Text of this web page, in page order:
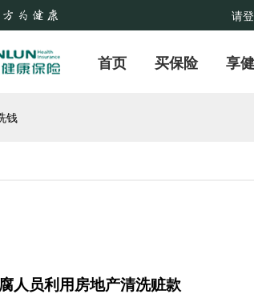
请
首页 买保险 享
钱
人员利用房地产清洗赃款